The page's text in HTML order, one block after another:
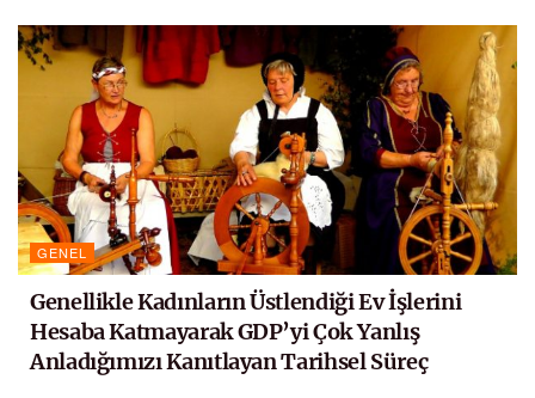
GENEL
Genellikle Kadınların Üstlendiği Ev İşlerini
Hesaba Katmayarak GDP’yi Çok Yanlış
Anladığımızı Kanıtlayan Tarihsel Süreç